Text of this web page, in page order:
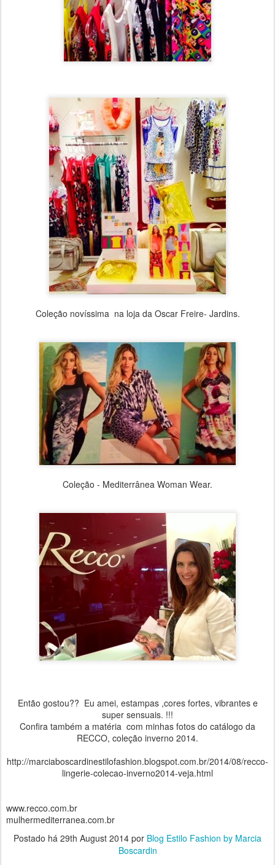
Coleção novíssima na loja da Oscar Freire- Jardins.
Coleção - Mediterrânea Woman Wear.
Então gostou?? Eu amei, estampas ,cores fortes, vibrantes e
super sensuais. !!!
Confira também a matéria com minhas fotos do catálogo da
RECCO, coleção inverno 2014.
http://marciaboscardinestilofashion.blogspot.com.br/2014/08/recco-
lingerie-colecao-inverno2014-veja.html
www.recco.com.br
mulhermediterranea.com.br
Postado há 29th August 2014 por Blog Estilo Fashion by Marcia
Boscardin